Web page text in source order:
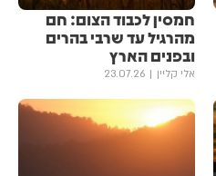
חמסין לכבוד הצום: חם
מהרגיל עד שרבי בהרים
ובפנים הארץ
אלי קליין 23.07.26